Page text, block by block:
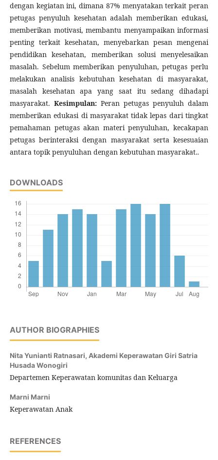
dengan kegiatan ini, dimana 87% menyatakan terkait peran
petugas penyuluh kesehatan adalah memberikan edukasi,
memberikan motivasi, membantu menyampaikan informasi
penting terkait kesehatan, menyebarkan pesan mengenai
pendidikan kesehatan, memberikan solusi menyelesaikan
masalah. Sebelum memberikan penyuluhan, petugas perlu
melakukan analisis kebutuhan kesehatan di masyarakat,
masalah kesehatan apa yang saat itu sedang dihadapi
masyarakat. Kesimpulan: Peran petugas penyuluh dalam
memberikan edukasi di masyarakat tidak lepas dari tingkat
pemahaman petugas akan materi penyuluhan, kecakapan
petugas berinteraksi dengan masyarakat serta kesesuaian
antara topik penyuluhan dengan kebutuhan masyarakat..
DOWNLOADS
AUTHOR BIOGRAPHIES
Nita Yunianti Ratnasari, Akademi Keperawatan Giri Satria
Husada Wonogiri
Departemen Keperawatan komunitas dan Keluarga
Marni Marni
Keperawatan Anak
REFERENCES